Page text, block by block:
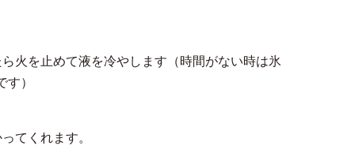
火を止めて液を冷やします（時間がない時は氷
）
てくれます。